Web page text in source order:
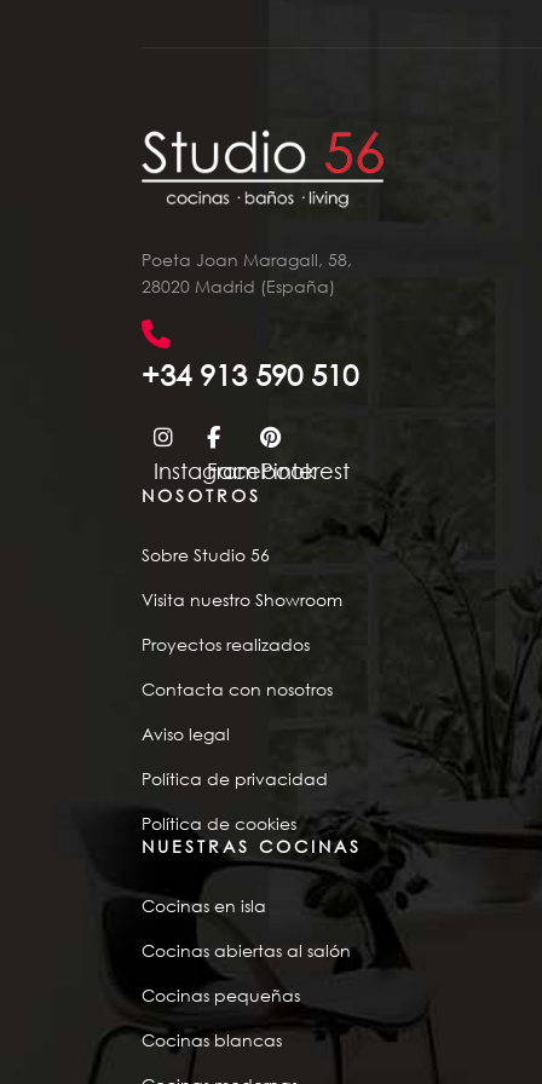
Poeta Joan Maragall, 58,
28020 Madrid (España)
+34 913 590 510
InstagramFacebook
Pinterest
NOSOTROS
Sobre Studio 56
Visita nuestro Showroom
Proyectos realizados
Contacta con nosotros
Aviso legal
Política de privacidad
Política de cookies
NUESTRAS COCINAS
Cocinas en isla
Cocinas abiertas al salón
Cocinas pequeñas
Cocinas blancas